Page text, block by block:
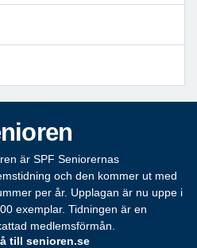
är SPF Seniorernas
och den kommer ut med
per år. Upplagan är nu uppe i
exemplar. Tidningen är en
medlemsförmån.
till senioren.se